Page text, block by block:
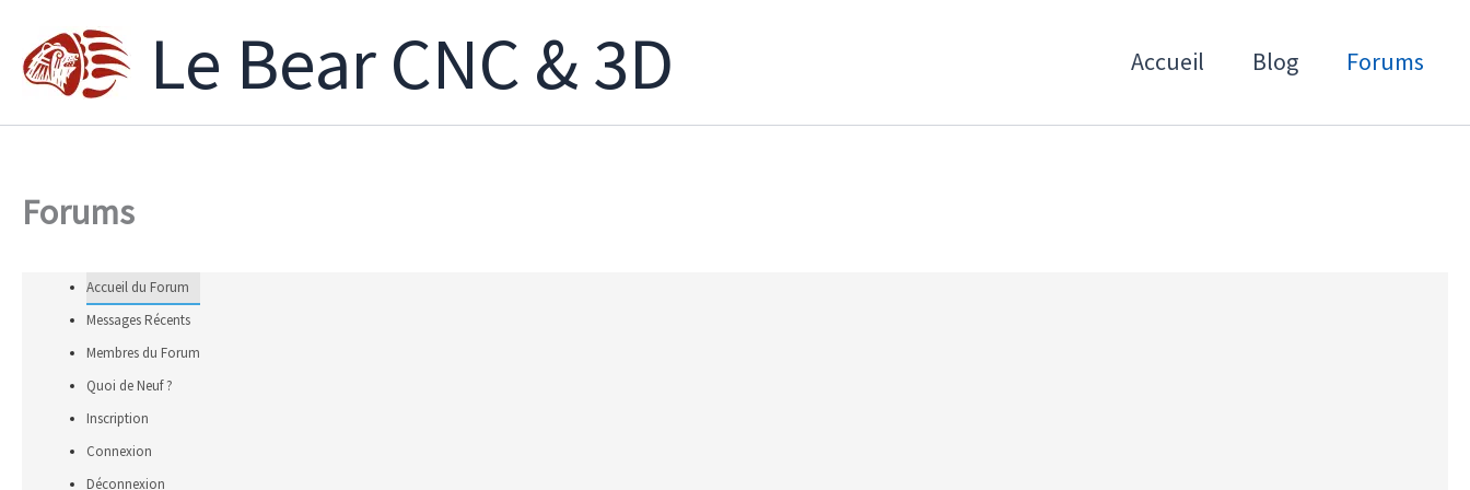
contenu
Le Bear CNC & 3D Accueil Blog Forums
Forums
Accueil du Forum
Messages Récents
Membres du Forum
Quoi de Neuf ?
Inscription
Connexion
Déconnexion